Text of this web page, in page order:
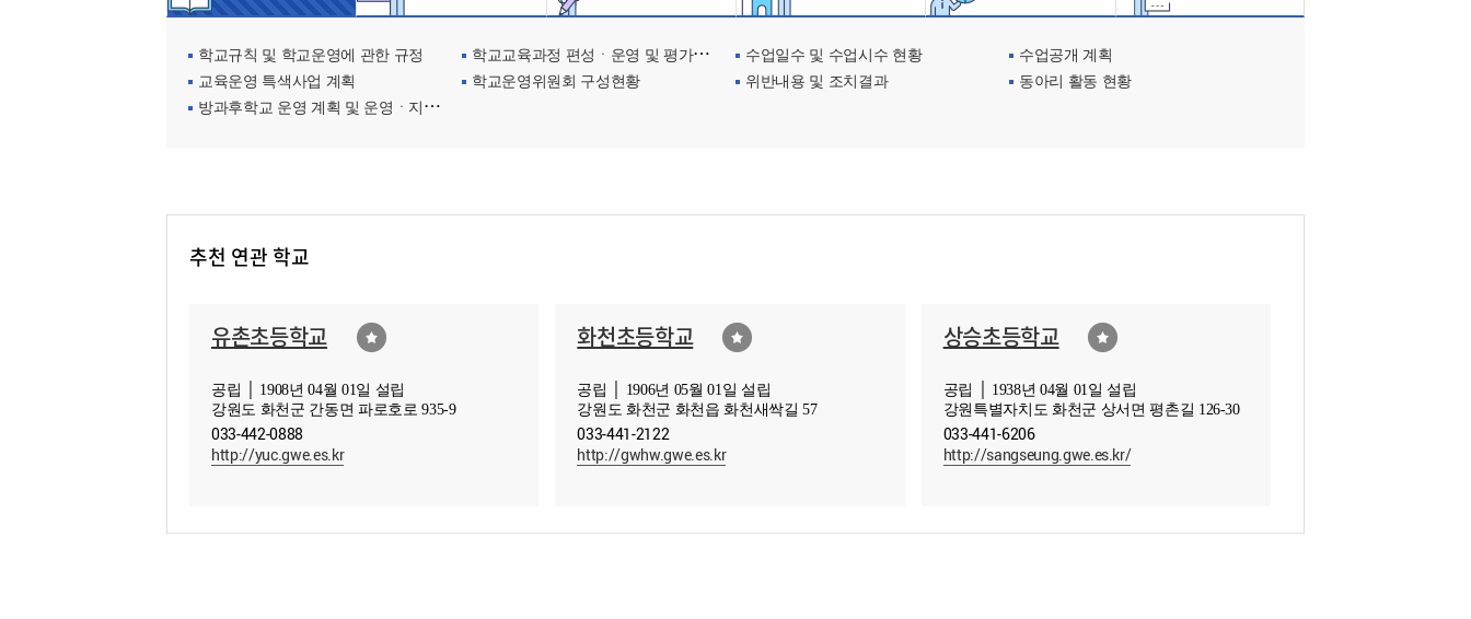
학교규칙 및 학교운영에 관한 규정 학교교육과정 편성ㆍ운영 및 평가에 관한 사항 수업일수 및 수업시수 현황
수업공개 계획
교육운영 특색사업 계획
학교운영위원회 구성현황 위반내용 및 조치결과
동아리 활동 현황
방과후학교 운영 계획 및 운영ㆍ지원현황
추천 연관 학교
유촌초등학교
공립 │ 1908년 04월 01일 설립
강원도 화천군 간동면 파로호로 935-9
033-442-0888
http://yuc.gwe.es.kr
화천초등학교
공립 │ 1906년 05월 01일 설립
강원도 화천군 화천읍 화천새싹길 57
033-441-2122
http://gwhw.gwe.es.kr
상승초등학교
공립 │ 1938년 04월 01일 설립
강원특별자치도 화천군 상서면 평촌길 126-30
033-441-6206
http://sangseung.gwe.es.kr/